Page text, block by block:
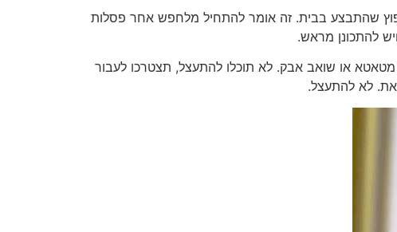
שהתבצע בבית. זה אומר להתחיל מלחפש אחר פסלות
להתכונן מראש.
או שואב אבק. לא תוכלו להתעצל, תצטרכו לעבור
לא להתעצל.